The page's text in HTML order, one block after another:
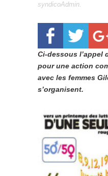
syndicoAdmin.
Ci-dessous l’appel
pour une action
avec les femmes
s’organisent.